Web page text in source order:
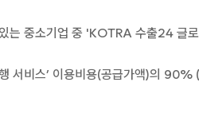
는 중소기업 중 'KOTRA 수출24 글
서비스’ 이용비용(공급가액)의 90%